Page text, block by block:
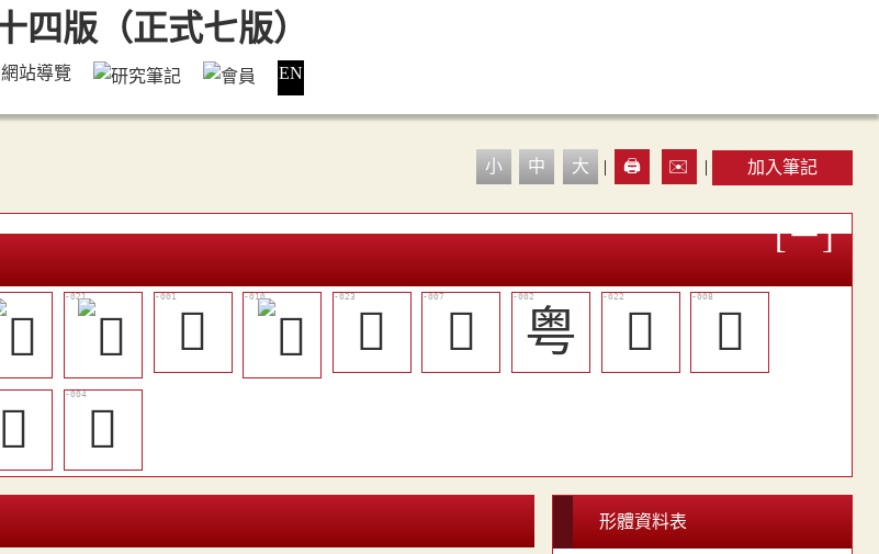
網站導覽 EN
小 中 大 | 🖨️ ✉️ | 加入筆記
𡩭 󴖩 󴖚 粤 󴖨
󴖛
󴖢 𦉿
形體資料表